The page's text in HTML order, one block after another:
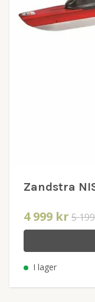
Zandstra
4 999 kr 5
I lager